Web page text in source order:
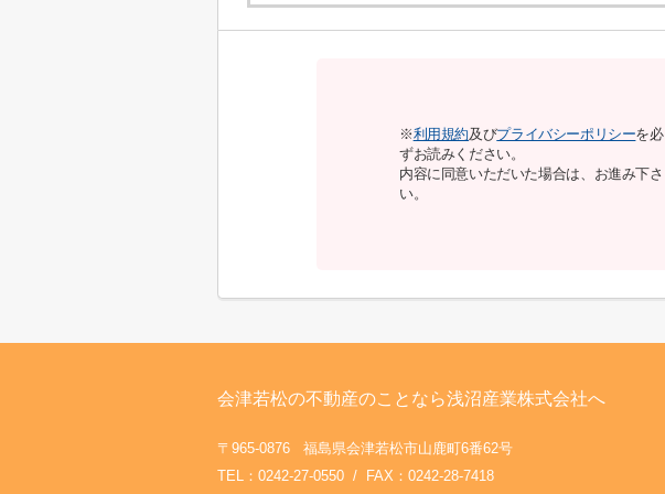
※利用規約及びプライバシーポリシーを必
ずお読みください。
内容に同意いただいた場合は、お進み下さ
い。
会津若松の不動産のことなら浅沼産業株式会社へ
〒965-0876 福島県会津若松市山鹿町6番62号
TEL：0242-27-0550 / FAX：0242-28-7418